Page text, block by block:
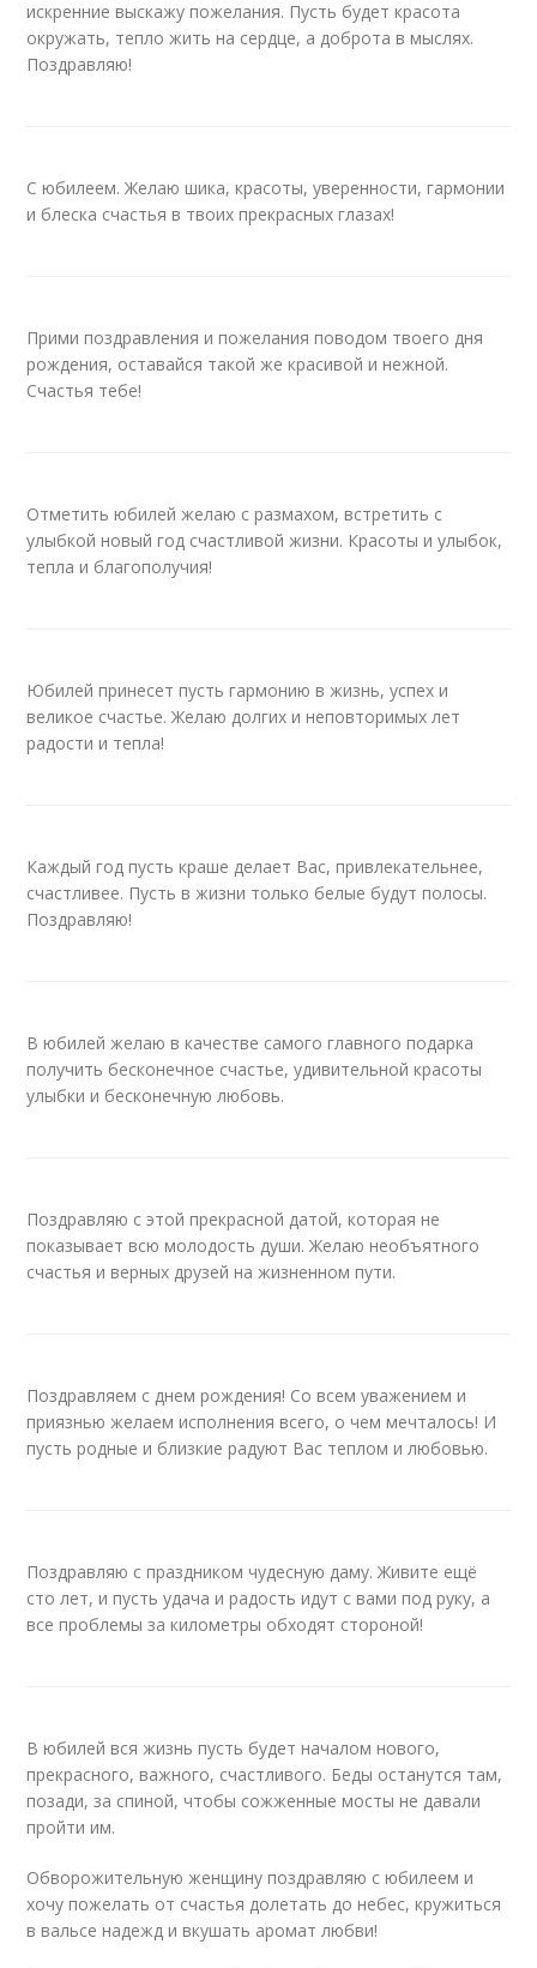
искренние выскажу пожелания. Пусть будет красота
окружать, тепло жить на сердце, а доброта в мыслях.
Поздравляю!
С юбилеем. Желаю шика, красоты, уверенности, гармонии
и блеска счастья в твоих прекрасных глазах!
Прими поздравления и пожелания поводом твоего дня
рождения, оставайся такой же красивой и нежной.
Счастья тебе!
Отметить юбилей желаю с размахом, встретить с
улыбкой новый год счастливой жизни. Красоты и улыбок,
тепла и благополучия!
Юбилей принесет пусть гармонию в жизнь, успех и
великое счастье. Желаю долгих и неповторимых лет
радости и тепла!
Каждый год пусть краше делает Вас, привлекательнее,
счастливее. Пусть в жизни только белые будут полосы.
Поздравляю!
В юбилей желаю в качестве самого главного подарка
получить бесконечное счастье, удивительной красоты
улыбки и бесконечную любовь.
Поздравляю с этой прекрасной датой, которая не
показывает всю молодость души. Желаю необъятного
счастья и верных друзей на жизненном пути.
Поздравляем с днем рождения! Со всем уважением и
приязнью желаем исполнения всего, о чем мечталось! И
пусть родные и близкие радуют Вас теплом и любовью.
Поздравляю с праздником чудесную даму. Живите ещё
сто лет, и пусть удача и радость идут с вами под руку, а
все проблемы за километры обходят стороной!
В юбилей вся жизнь пусть будет началом нового,
прекрасного, важного, счастливого. Беды останутся там,
позади, за спиной, чтобы сожженные мосты не давали
пройти им.
Обворожительную женщину поздравляю с юбилеем и
хочу пожелать от счастья долетать до небес, кружиться
в вальсе надежд и вкушать аромат любви!